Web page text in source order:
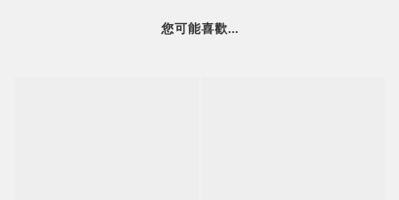
您可能喜歡...